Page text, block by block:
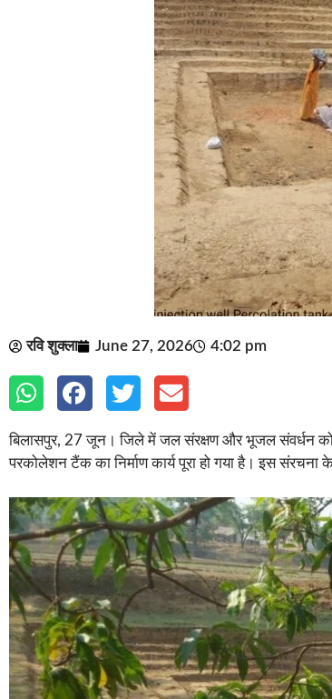
रवि शुक्ला June 27, 2026 4:02 pm
बिलासपुर, 27 जून। जिले में जल संरक्षण और भूजल संवर्धन को
परकोलेशन टैंक का निर्माण कार्य पूरा हो गया है। इस